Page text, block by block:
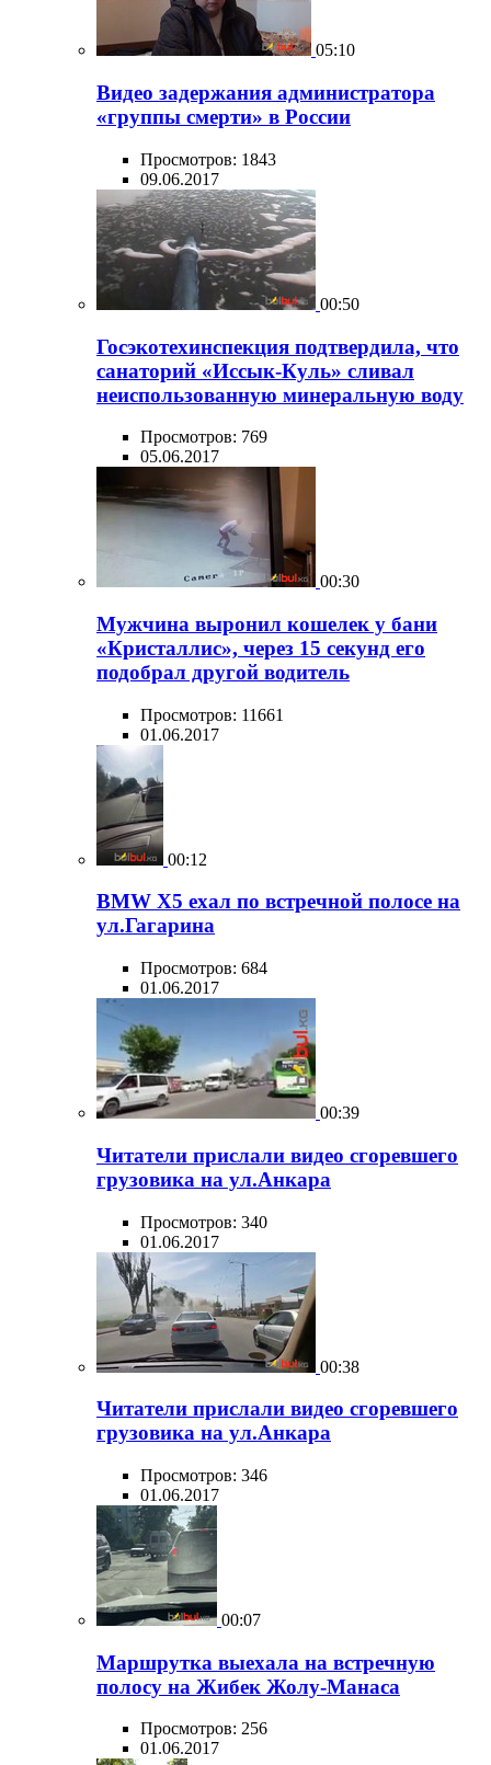
05:10
Видео задержания администратора
«группы смерти» в России
Просмотров: 1843
09.06.2017
00:50
Госэкотехинспекция подтвердила, что
санаторий «Иссык-Куль» сливал
неиспользованную минеральную воду
Просмотров: 769
05.06.2017
00:30
Мужчина выронил кошелек у бани
«Кристаллис», через 15 секунд его
подобрал другой водитель
Просмотров: 11661
01.06.2017
00:12
BMW X5 ехал по встречной полосе на
ул.Гагарина
Просмотров: 684
01.06.2017
00:39
Читатели прислали видео сгоревшего
грузовика на ул.Анкара
Просмотров: 340
01.06.2017
00:38
Читатели прислали видео сгоревшего
грузовика на ул.Анкара
Просмотров: 346
01.06.2017
00:07
Маршрутка выехала на встречную
полосу на Жибек Жолу-Манаса
Просмотров: 256
01.06.2017